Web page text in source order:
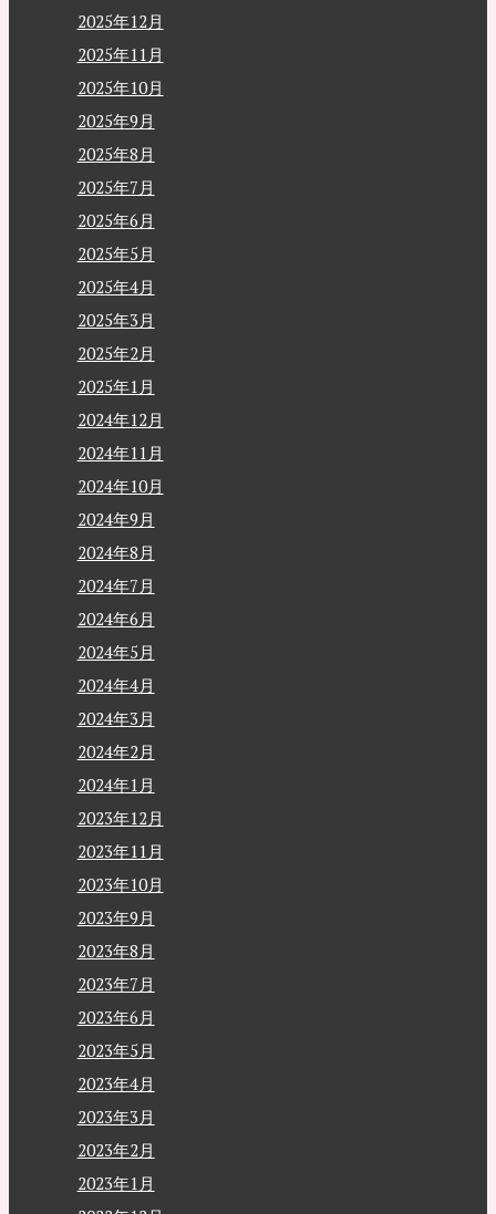
2025年12月
2025年11月
2025年10月
2025年9月
2025年8月
2025年7月
2025年6月
2025年5月
2025年4月
2025年3月
2025年2月
2025年1月
2024年12月
2024年11月
2024年10月
2024年9月
2024年8月
2024年7月
2024年6月
2024年5月
2024年4月
2024年3月
2024年2月
2024年1月
2023年12月
2023年11月
2023年10月
2023年9月
2023年8月
2023年7月
2023年6月
2023年5月
2023年4月
2023年3月
2023年2月
2023年1月